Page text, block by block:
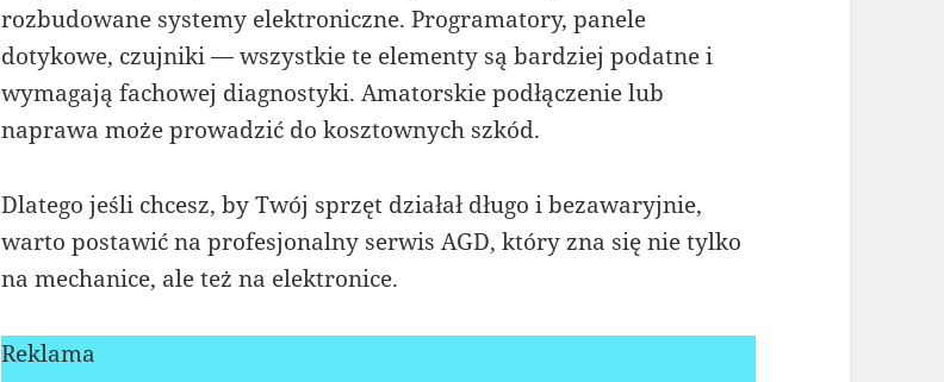
rozbudowane systemy elektroniczne. Programatory, panele
dotykowe, czujniki — wszystkie te elementy są bardziej podatne i
wymagają fachowej diagnostyki. Amatorskie podłączenie lub
naprawa może prowadzić do kosztownych szkód.
Dlatego jeśli chcesz, by Twój sprzęt działał długo i bezawaryjnie,
warto postawić na profesjonalny serwis AGD, który zna się nie tylko
na mechanice, ale też na elektronice.
Reklama